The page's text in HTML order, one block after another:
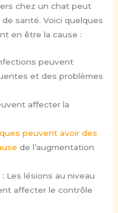
chez un chat peut
santé. Voici quelques
en être la cause :
peuvent
et des problèmes
affecter la
peuvent avoir des
de l’augmentation
: Les lésions au niveau
affecter le contrôle